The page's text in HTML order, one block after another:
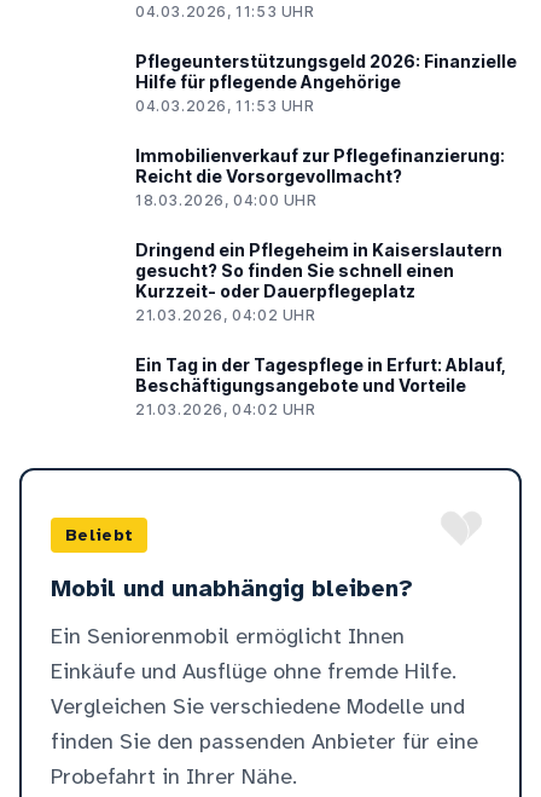
04.03.2026, 11:53 UHR
Pflegeunterstützungsgeld 2026: Finanzielle
Hilfe für pflegende Angehörige
04.03.2026, 11:53 UHR
Immobilienverkauf zur Pflegefinanzierung:
Reicht die Vorsorgevollmacht?
18.03.2026, 04:00 UHR
Dringend ein Pflegeheim in Kaiserslautern
gesucht? So finden Sie schnell einen
Kurzzeit- oder Dauerpflegeplatz
21.03.2026, 04:02 UHR
Ein Tag in der Tagespflege in Erfurt: Ablauf,
Beschäftigungsangebote und Vorteile
21.03.2026, 04:02 UHR
Beliebt
Mobil und unabhängig bleiben?
Ein Seniorenmobil ermöglicht Ihnen
Einkäufe und Ausflüge ohne fremde Hilfe.
Vergleichen Sie verschiedene Modelle und
finden Sie den passenden Anbieter für eine
Probefahrt in Ihrer Nähe.